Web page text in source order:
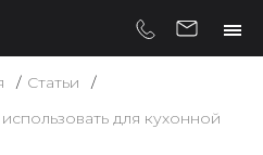
Статьи
для кухонной